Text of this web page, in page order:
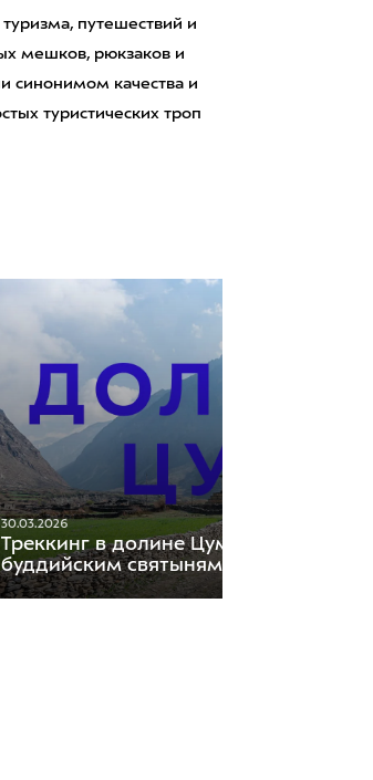
путешествий и
мешков, рюкзаков и
синонимом качества и
туристических троп
30.03.2026
Треккинг в долине Цум: путь к
буддийским святыням